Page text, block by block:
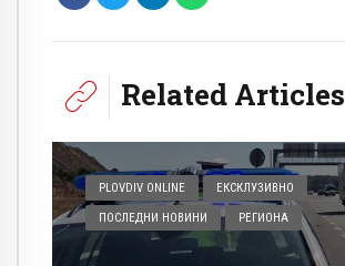
Related Articles
PLOVDIV ONLINE ЕКСКЛУЗИВНО
ПОСЛЕДНИ НОВИНИ РЕГИОНА